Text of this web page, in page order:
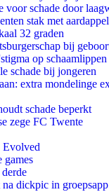
voor schade door
stak met
32 graden
bij
op
schade bij jongeren
extra mondelinge
schade beperkt
zege FC Twente
Evolved
games
dickpic in groepsapp